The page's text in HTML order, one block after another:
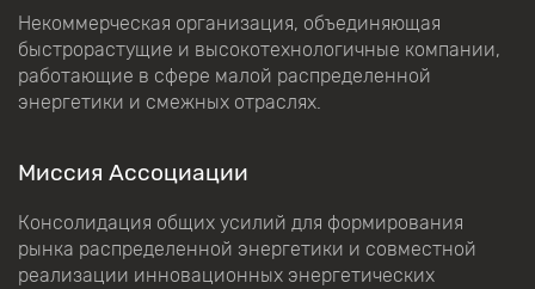
Некоммерческая организация, объединяющая
быстрорастущие и высокотехнологичные компании,
работающие в сфере малой распределенной
энергетики и смежных отраслях.
Миссия Ассоциации
Консолидация общих усилий для формирования
рынка распределенной энергетики и совместной
реализации инновационных энергетических